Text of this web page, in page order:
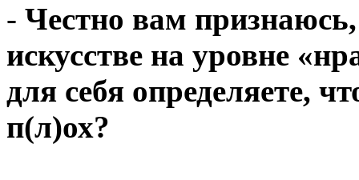
- Честно вам
искусстве на уровне
для себя определяете,
п(л)ох?